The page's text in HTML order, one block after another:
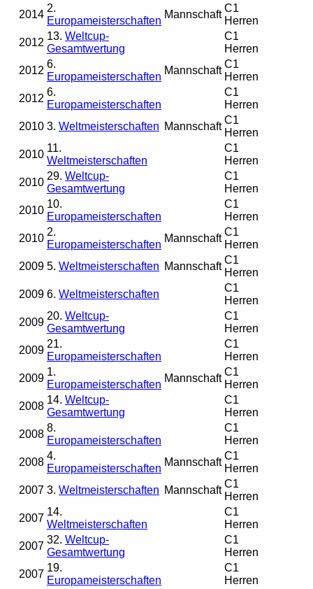
2014
2.
Europameisterschaften
Mannschaft
C1
Herren
2012
13. Weltcup-
Gesamtwertung
C1
Herren
2012
6.
Europameisterschaften
Mannschaft
C1
Herren
2012
6.
Europameisterschaften
C1
Herren
2010 3. Weltmeisterschaften Mannschaft
C1
Herren
2010
11.
Weltmeisterschaften
C1
Herren
2010
29. Weltcup-
Gesamtwertung
C1
Herren
2010
10.
Europameisterschaften
C1
Herren
2010
2.
Europameisterschaften
Mannschaft
C1
Herren
2009 5. Weltmeisterschaften Mannschaft
C1
Herren
2009 6. Weltmeisterschaften
C1
Herren
2009
20. Weltcup-
Gesamtwertung
C1
Herren
2009
21.
Europameisterschaften
C1
Herren
2009
1.
Europameisterschaften
Mannschaft
C1
Herren
2008
14. Weltcup-
Gesamtwertung
C1
Herren
2008
8.
Europameisterschaften
C1
Herren
2008
4.
Europameisterschaften
Mannschaft
C1
Herren
2007 3. Weltmeisterschaften Mannschaft
C1
Herren
2007
14.
Weltmeisterschaften
C1
Herren
2007
32. Weltcup-
Gesamtwertung
C1
Herren
2007
19.
Europameisterschaften
C1
Herren